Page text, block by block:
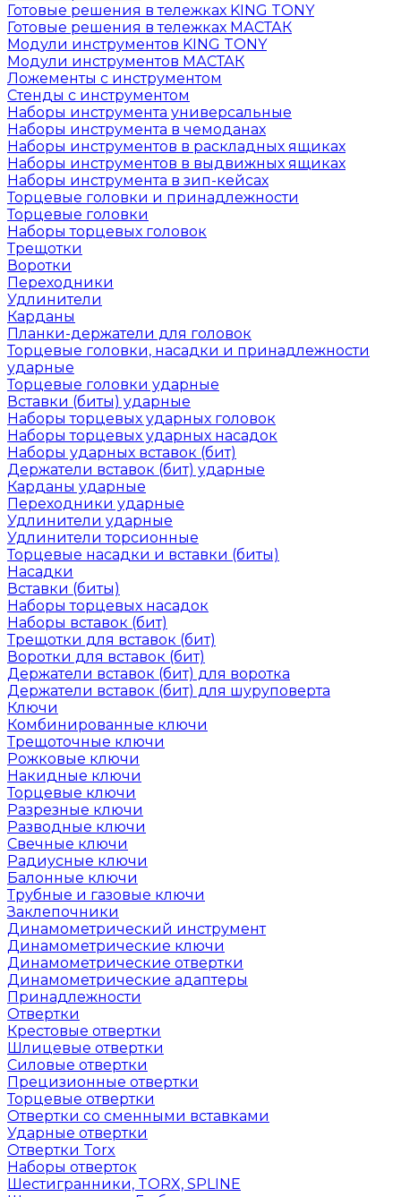
Готовые решения в тележках KING TONY
Готовые решения в тележках МАСТАК
Модули инструментов KING TONY
Модули инструментов МАСТАК
Ложементы с инструментом
Стенды с инструментом
Наборы инструмента универсальные
Наборы инструмента в чемоданах
Наборы инструментов в раскладных ящиках
Наборы инструментов в выдвижных ящиках
Наборы инструмента в зип-кейсах
Торцевые головки и принадлежности
Торцевые головки
Наборы торцевых головок
Трещотки
Воротки
Переходники
Удлинители
Карданы
Планки-держатели для головок
Торцевые головки, насадки и принадлежности
ударные
Торцевые головки ударные
Вставки (биты) ударные
Наборы торцевых ударных головок
Наборы торцевых ударных насадок
Наборы ударных вставок (бит)
Держатели вставок (бит) ударные
Карданы ударные
Переходники ударные
Удлинители ударные
Удлинители торсионные
Торцевые насадки и вставки (биты)
Насадки
Вставки (биты)
Наборы торцевых насадок
Наборы вставок (бит)
Трещотки для вставок (бит)
Воротки для вставок (бит)
Держатели вставок (бит) для воротка
Держатели вставок (бит) для шуруповерта
Ключи
Комбинированные ключи
Трещоточные ключи
Рожковые ключи
Накидные ключи
Торцевые ключи
Разрезные ключи
Разводные ключи
Свечные ключи
Радиусные ключи
Балонные ключи
Трубные и газовые ключи
Заклепочники
Динамометрический инструмент
Динамометрические ключи
Динамометрические отвертки
Динамометрические адаптеры
Принадлежности
Отвертки
Крестовые отвертки
Шлицевые отвертки
Силовые отвертки
Прецизионные отвертки
Торцевые отвертки
Отвертки со сменными вставками
Ударные отвертки
Отвертки Torx
Наборы отверток
Шестигранники, TORX, SPLINE